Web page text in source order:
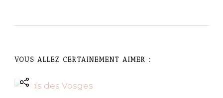
a
t
VOUS ALLEZ CERTAINEMENT AIMER :